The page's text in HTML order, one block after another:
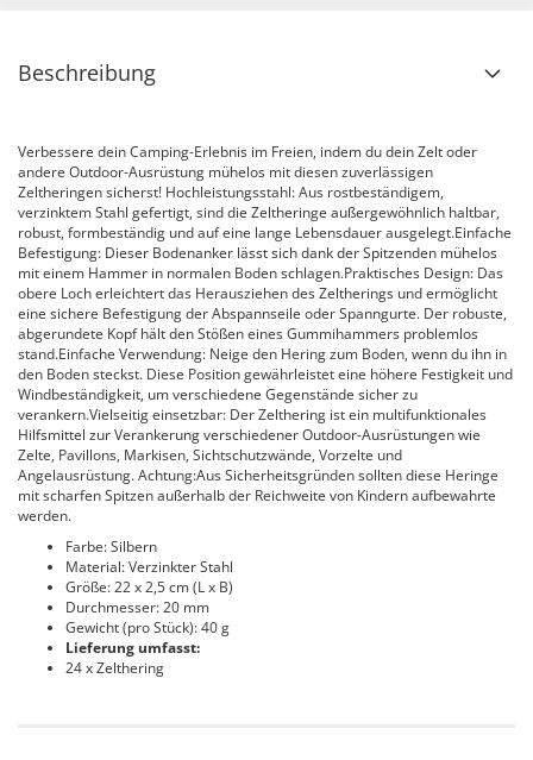
Beschreibung
Verbessere dein Camping-Erlebnis im Freien, indem du dein Zelt oder
andere Outdoor-Ausrüstung mühelos mit diesen zuverlässigen
Zeltheringen sicherst! Hochleistungsstahl: Aus rostbeständigem,
verzinktem Stahl gefertigt, sind die Zeltheringe außergewöhnlich haltbar,
robust, formbeständig und auf eine lange Lebensdauer ausgelegt.Einfache
Befestigung: Dieser Bodenanker lässt sich dank der Spitzenden mühelos
mit einem Hammer in normalen Boden schlagen.Praktisches Design: Das
obere Loch erleichtert das Herausziehen des Zeltherings und ermöglicht
eine sichere Befestigung der Abspannseile oder Spanngurte. Der robuste,
abgerundete Kopf hält den Stößen eines Gummihammers problemlos
stand.Einfache Verwendung: Neige den Hering zum Boden, wenn du ihn in
den Boden steckst. Diese Position gewährleistet eine höhere Festigkeit und
Windbeständigkeit, um verschiedene Gegenstände sicher zu
verankern.Vielseitig einsetzbar: Der Zelthering ist ein multifunktionales
Hilfsmittel zur Verankerung verschiedener Outdoor-Ausrüstungen wie
Zelte, Pavillons, Markisen, Sichtschutzwände, Vorzelte und
Angelausrüstung. Achtung:Aus Sicherheitsgründen sollten diese Heringe
mit scharfen Spitzen außerhalb der Reichweite von Kindern aufbewahrte
werden.
Farbe: Silbern
Material: Verzinkter Stahl
Größe: 22 x 2,5 cm (L x B)
Durchmesser: 20 mm
Gewicht (pro Stück): 40 g
Lieferung umfasst:
24 x Zelthering